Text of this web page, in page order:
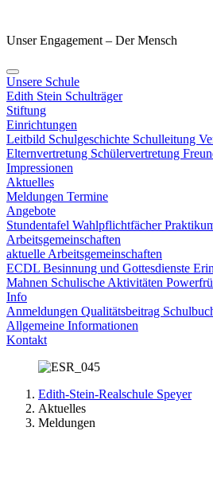
Unser Engagement – Der Mensch
Unsere Schule
Edith Stein Schulträger
Stiftung
Einrichtungen
Leitbild Schulgeschichte Schulleitung
Elternvertretung Schülervertretung
Impressionen
Aktuelles
Meldungen Termine
Angebote
Stundentafel Wahlpflichtfächer
Arbeitsgemeinschaften
aktuelle Arbeitsgemeinschaften
ECDL Besinnung und Gottesdienste
Mahnen Schulische Aktivitäten
Info
Anmeldungen Qualitätsbeitrag
Allgemeine Informationen
Kontakt
Edith-Stein-Realschule Speyer
Aktuelles
Meldungen